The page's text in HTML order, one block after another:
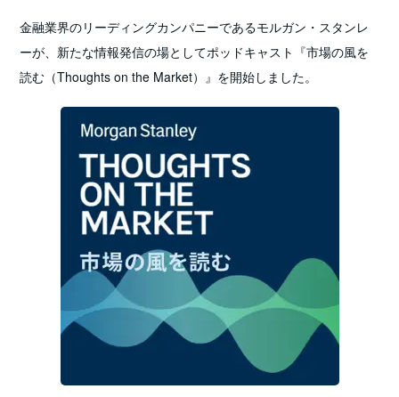
金融業界のリーディングカンパニーであるモルガン・スタンレ
ーが、新たな情報発信の場としてポッドキャスト『市場の風を
読む（Thoughts on the Market）』を開始しました。